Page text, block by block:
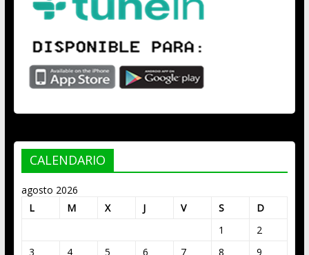
CALENDARIO
agosto 2026
L
M X J V S
D
1
2
3
4 5 6 7 8 9